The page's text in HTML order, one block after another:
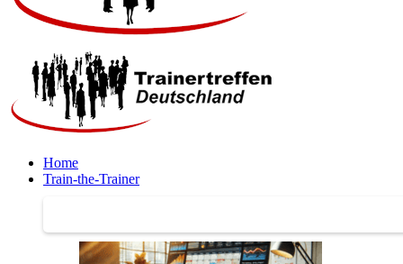
Home
Train-the-Trainer